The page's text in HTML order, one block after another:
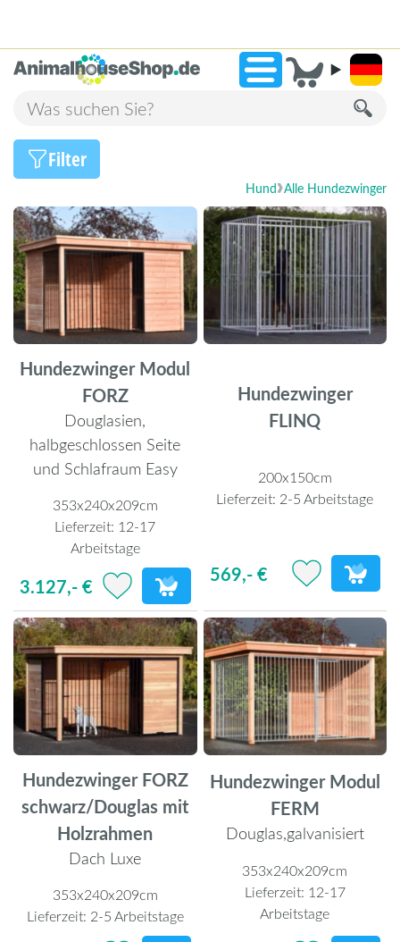
»2.238 Bewertungen!
Filter
Hund Alle Hundezwinger
Hundezwinger Modul
FORZ
Douglasien,
halbgeschlossen Seite
und Schlafraum Easy
353x240x209cm
Lieferzeit: 12-17
Arbeitstage
3.127,- €
Hundezwinger
FLINQ
200x150cm
Lieferzeit: 2-5 Arbeitstage
569,- €
Hundezwinger FORZ
schwarz/Douglas mit
Holzrahmen
Dach Luxe
353x240x209cm
Lieferzeit: 2-5 Arbeitstage
Hundezwinger Modul
FERM
Douglas,galvanisiert
353x240x209cm
Lieferzeit: 12-17
Arbeitstage